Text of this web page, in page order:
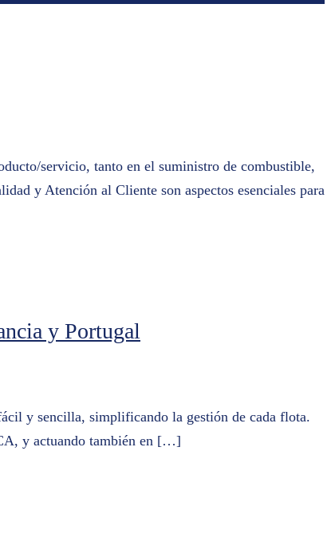
servicio, tanto en el suministro de combustible,
y Atención al Cliente son aspectos esenciales para
y Portugal
y sencilla, simplificando la gestión de cada flota.
y actuando también en […]